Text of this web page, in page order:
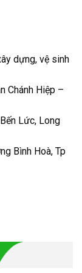
dựng, vệ sinh
Chánh Hiệp –
Lức, Long
Bình Hoà, Tp